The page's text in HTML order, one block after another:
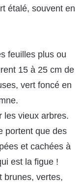
étalé, souvent en
feuilles plus ou
15 à 25 cm de
vert foncé en
les vieux arbres.
portent que des
et cachées à
est la figue !
brunes, vertes,